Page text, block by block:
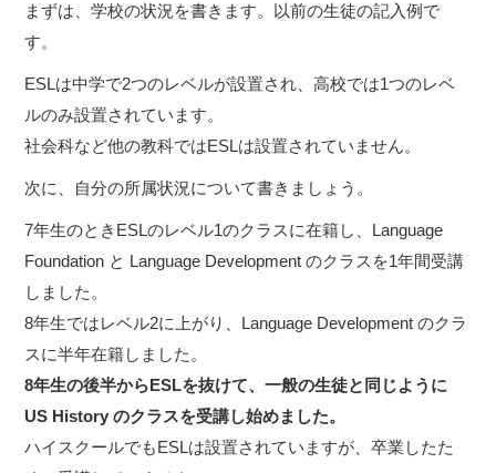
まずは、学校の状況を書きます。以前の生徒の記入例で
す。
ESLは中学で2つのレベルが設置され、高校では1つのレベ
ルのみ設置されています。
社会科など他の教科ではESLは設置されていません。
次に、自分の所属状況について書きましょう。
7年生のときESLのレベル1のクラスに在籍し、Language
Foundation と Language Development のクラスを1年間受講
しました。
8年生ではレベル2に上がり、Language Development のクラ
スに半年在籍しました。
8年生の後半からESLを抜けて、一般の生徒と同じように
US History のクラスを受講し始めました。
ハイスクールでもESLは設置されていますが、卒業したた